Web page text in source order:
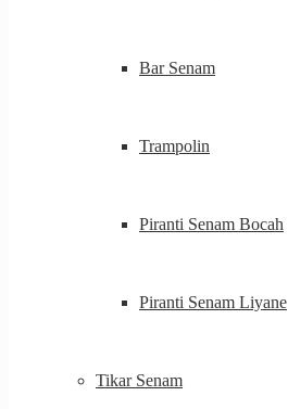
Bar Senam
Trampolin
Piranti Senam Bocah
Piranti Senam Liyane
Tikar Senam